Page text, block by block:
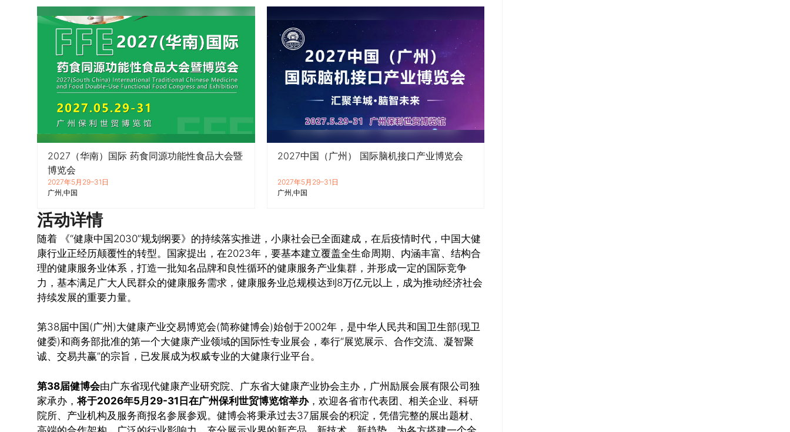
2027（华南）国际 药食同源功能性食品大会暨
博览会
2027年5月29–31日
广州 中国
2027中国（广州） 国际脑机接口产业博览会
2027年5月29–31日
广州 中国
活动详情
随着 《“健康中国2030”规划纲要》的持续落实推进，小康社会已全面建成，在后疫情时代，中国大健
康行业正经历颠覆性的转型。国家提出，在2023年，要基本建立覆盖全生命周期、内涵丰富、结构合
理的健康服务业体系，打造一批知名品牌和良性循环的健康服务产业集群，并形成一定的国际竞争
力，基本满足广大人民群众的健康服务需求，健康服务业总规模达到8万亿元以上，成为推动经济社会
持续发展的重要力量。
第38届中国(广州)大健康产业交易博览会(简称健博会)始创于2002年，是中华人民共和国卫生部(现卫
健委)和商务部批准的第一个大健康产业领域的国际性专业展会，奉行“展览展示、合作交流、凝智聚
诚、交易共赢”的宗旨，已发展成为权威专业的大健康行业平台。
第38届健博会由广东省现代健康产业研究院、广东省大健康产业协会主办，广州励展会展有限公司独
家承办，将于2026年5月29-31日在广州保利世贸博览馆举办，欢迎各省市代表团、相关企业、科研
院所、产业机构及服务商报名参展参观。健博会将秉承过去37届展会的积淀，凭借完整的展出题材、